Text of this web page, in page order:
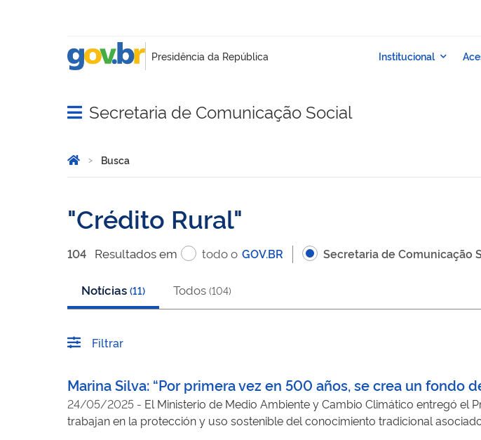
Abrir menu principal de navegação
Secretaria de Comunicação Social
Você está aqui:
Página Inicial
Busca
Crédito Rural
104 Resultadosem todo o GOV.BR Secretaria de Comunicação
Notícias (11) Todos (104)
Filtrar
Marina Silva: “Por primera vez en 500 años, se crea un
24/05/2025 - El Ministerio de Medio Ambiente y Cambio Climático entregó el
trabajan en la protección y uso sostenible del conocimiento tradicional